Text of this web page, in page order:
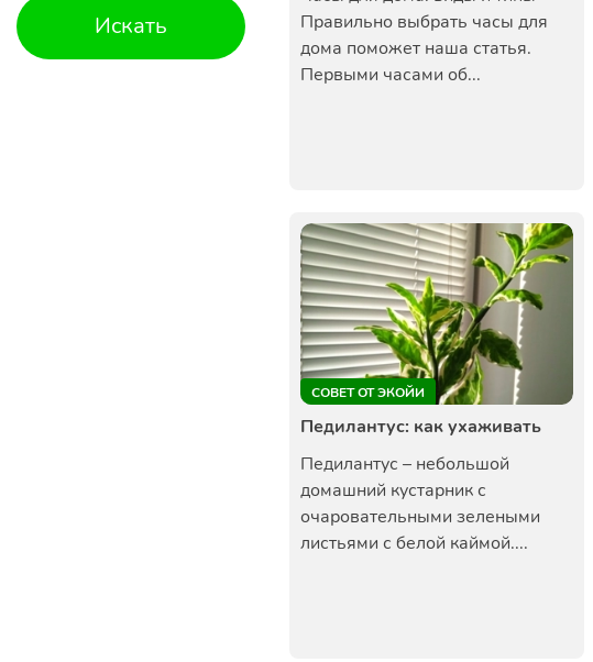
Искать
Правильно выбрать часы для
дома поможет наша статья.
Первыми часами об...
СОВЕТ ОТ ЭКОЙИ
Педилантус: как ухаживать
Педилантус – небольшой
домашний кустарник с
очаровательными зелеными
листьями с белой каймой....